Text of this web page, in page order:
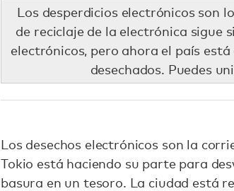
Los desperdicios electrónicos son
de reciclaje de la electrónica sigue
electrónicos, pero ahora el país
desechados. Puedes
Los desechos electrónicos son la
Tokio está haciendo su parte para
basura en un tesoro. La ciudad está